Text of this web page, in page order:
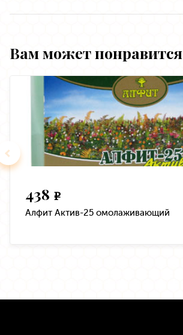
Вам может понравится
438 e
Алфит Актив-25 омолаживающий